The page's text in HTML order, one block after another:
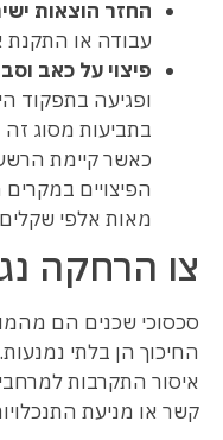
החזר הוצאות
עבודה או התקנת
פיצוי על כאב
ופגיעה בתפקוד
בתביעות מסוג זה
כאשר קיימת
הפיצויים במקרים
מאות אלפי שקלים.
צו הרחקה
סכסוכי שכנים הם
החיכוך הן בלתי נמנעות.
איסור התקרבות למרחבים
קשר או מניעת התנכלויות